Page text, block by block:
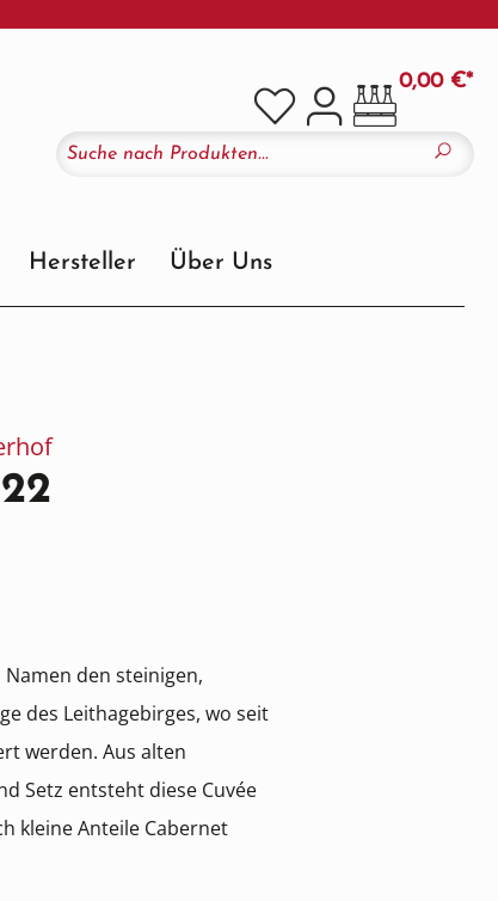
0,00 €*
Hersteller Über Uns
den steinigen,
des Leithagebirges, wo seit
werden. Aus alten
Setz entsteht diese Cuvée
kleine Anteile Cabernet